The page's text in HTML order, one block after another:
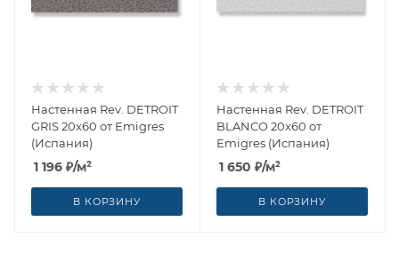
Настенная Rev. DETROIT
GRIS 20x60 от Emigres
(Испания)
1 196 ₽/м²
В КОРЗИНУ
Настенная Rev. DETROIT
BLANCO 20x60 от
Emigres (Испания)
1 650 ₽/м²
В КОРЗИНУ